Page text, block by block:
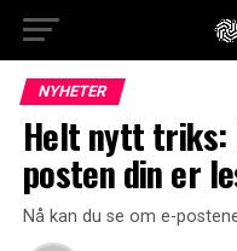
NYHETER
Helt nytt triks:
posten din er
Nå kan du se om e-